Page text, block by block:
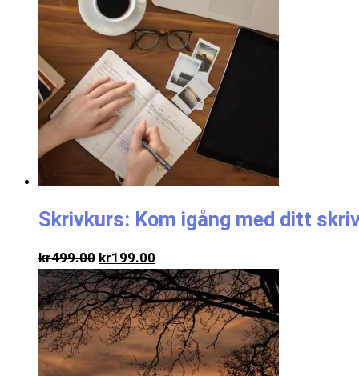
Skrivkurs: Kom igång med ditt
kr499.00 kr199.00